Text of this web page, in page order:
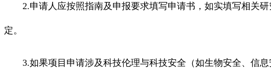
2.申请人应按照指南及申报要求填写申请书，如实填写相关研
定。
3.如果项目申请涉及科技伦理与科技安全（如生物安全、信息